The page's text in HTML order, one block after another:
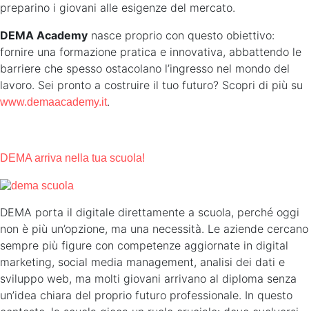
preparino i giovani alle esigenze del mercato.
DEMA Academy nasce proprio con questo obiettivo:
fornire una formazione pratica e innovativa, abbattendo le
barriere che spesso ostacolano l’ingresso nel mondo del
lavoro. Sei pronto a costruire il tuo futuro? Scopri di più su
www.demaacademy.it.
DEMA arriva nella tua scuola!
DEMA porta il digitale direttamente a scuola, perché oggi
non è più un’opzione, ma una necessità. Le aziende cercano
sempre più figure con competenze aggiornate in digital
marketing, social media management, analisi dei dati e
sviluppo web, ma molti giovani arrivano al diploma senza
un’idea chiara del proprio futuro professionale. In questo